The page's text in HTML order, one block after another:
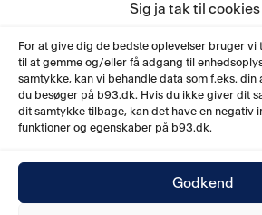
Sig ja tak til cookies
For at give dig de bedste oplevelser bruger vi
til at gemme og/eller få adgang til
samtykke, kan vi behandle data som f.eks.
du besøger på b93.dk. Hvis du ikke giver dit
dit samtykke tilbage, kan det have en negativ
funktioner og egenskaber på b93.dk.
Godkend